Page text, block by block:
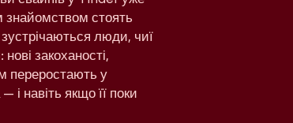
знайомством стоять
люди, чиї
закоханості,
переростають у
і навіть якщо її поки